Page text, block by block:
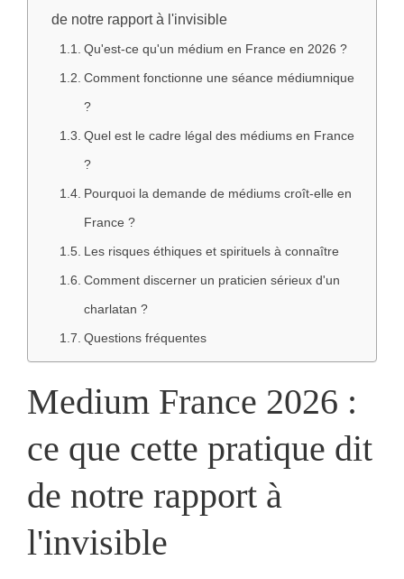
de notre rapport à l'invisible
Qu'est-ce qu'un médium en France en 2026 ?
Comment fonctionne une séance médiumnique
?
Quel est le cadre légal des médiums en France
?
Pourquoi la demande de médiums croît-elle en
France ?
Les risques éthiques et spirituels à connaître
Comment discerner un praticien sérieux d'un
charlatan ?
Questions fréquentes
Medium France 2026 :
ce que cette pratique dit
de notre rapport à
l'invisible